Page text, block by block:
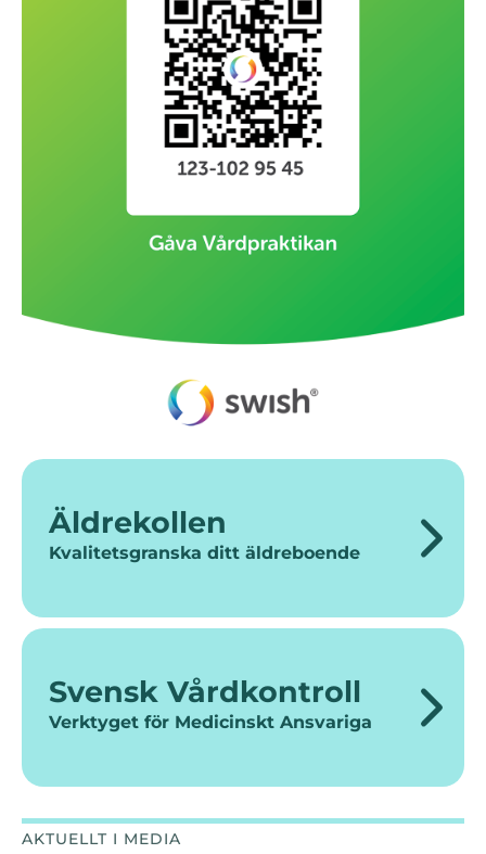
Äldrekollen
Kvalitetsgranska ditt äldreboende
Svensk Vårdkontroll
Verktyget för Medicinskt Ansvariga
AKTUELLT I MEDIA